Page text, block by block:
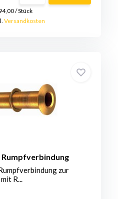
/Stück
Versandkosten
Rumpfverbindung
zur
R...